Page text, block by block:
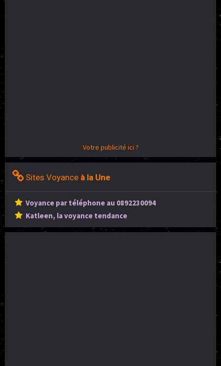
Votre publicité ici ?
Sites Voyance à la Une
Voyance par téléphone au 0892230094
Katleen, la voyance tendance